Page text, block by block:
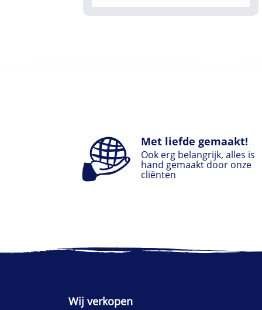
Met liefde gemaakt!
Ook erg belangrijk, alles is
hand gemaakt door onze
cliënten
Wij verkopen